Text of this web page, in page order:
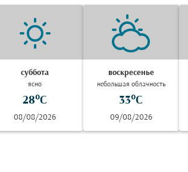
суббота
ясно
28°C
08/08/2026
воскресенье
небольшая облачность
33°C
09/08/2026